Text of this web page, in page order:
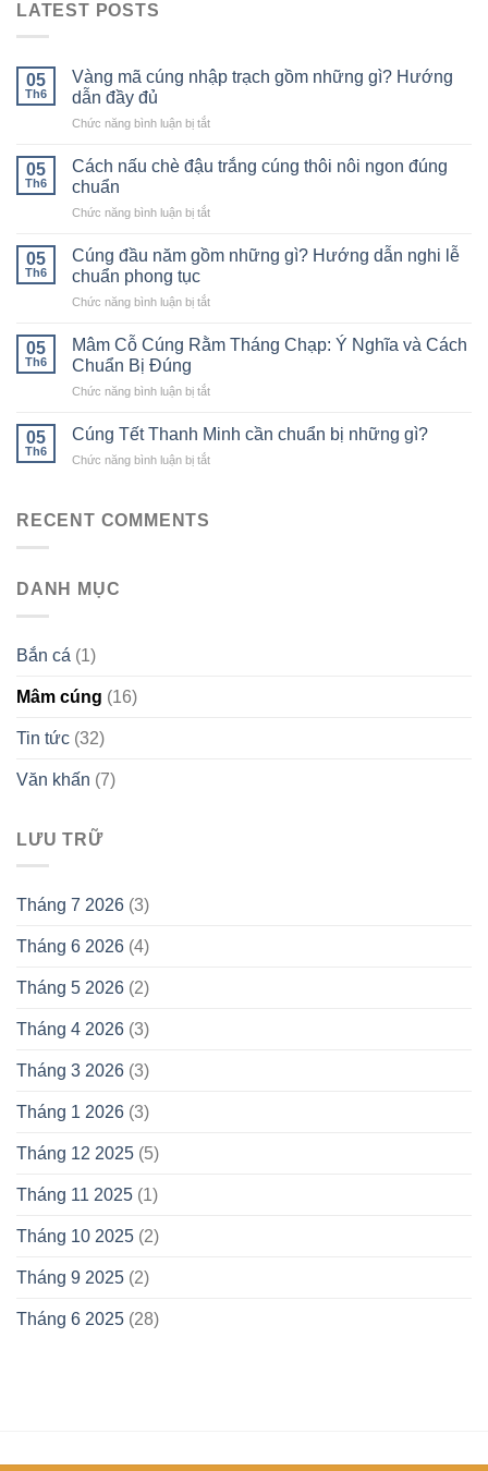
LATEST POSTS
05
Th6
Vàng mã cúng nhập trạch gồm những gì? Hướng
dẫn đầy đủ
Chức năng bình luận bị tắtở
mã
trạch
những
dẫn
đủ
05
Th6
Cách nấu chè đậu trắng cúng thôi nôi ngon đúng
chuẩn
Chức năng bình luận bị tắtở
nấu
trắng
thôi
đúng
05
Th6
Cúng đầu năm gồm những gì? Hướng dẫn nghi lễ
chuẩn phong tục
Chức năng bình luận bị tắtở
đầu
những
Hướng
nghi
05
Th6
Mâm Cỗ Cúng Rằm Tháng Chạp: Ý Nghĩa và Cách
Chuẩn Bị Đúng
Chức năng bình luận bị tắtở
Cỗ
Rằm
05
Th6
Cúng Tết Thanh Minh cần chuẩn bị những gì?
Chức năng bình luận bị tắtở
RECENT COMMENTS
DANH MỤC
Bắn cá (1)
Mâm cúng (16)
Tin tức (32)
Văn khấn (7)
LƯU TRỮ
Tháng 7 2026 (3)
Tháng 6 2026 (4)
Tháng 5 2026 (2)
Tháng 4 2026 (3)
Tháng 3 2026 (3)
Tháng 1 2026 (3)
Tháng 12 2025 (5)
Tháng 11 2025 (1)
Tháng 10 2025 (2)
Tháng 9 2025 (2)
Tháng 6 2025 (28)